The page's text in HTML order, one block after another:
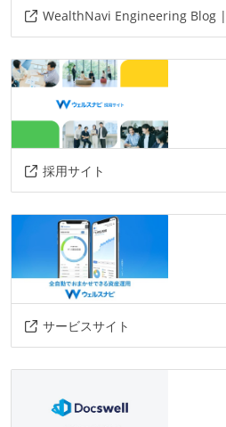
WealthNavi Engineering Blog
採用サイト
サービスサイト